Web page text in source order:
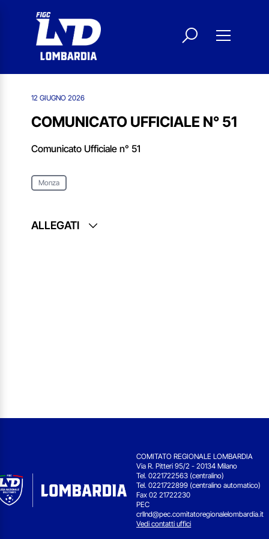
12 GIUGNO 2026
COMUNICATO UFFICIALE N° 51
Comunicato Ufficiale n° 51
Monza
ALLEGATI
COMITATO REGIONALE LOMBARDIA
Via R. Pitteri 95/2 - 20134 Milano
Tel. 0221722563 (centralino)
Tel. 0221722899 (centralino automatico)
Fax 02 21722230
PEC
crllnd@pec.comitatoregionalelombardia.it
Vedi contatti uffici